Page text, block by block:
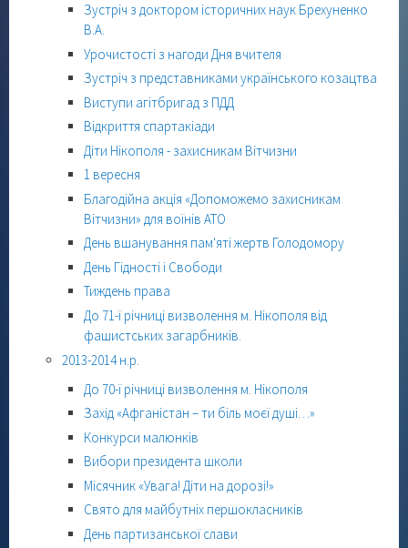
Зустріч з доктором історичних наук Брехуненко
В.А.
Урочистості з нагоди Дня вчителя
Зустріч з представниками українського козацтва
Виступи агітбригад з ПДД
Відкриття спартакіади
Діти Нікополя - захисникам Вітчизни
1 вересня
Благодійна акція «Допоможемо захисникам
Вітчизни» для воїнів АТО
День вшанування пам'яті жертв Голодомору
День Гідності і Свободи
Тиждень права
До 71-ї річниці визволення м. Нікополя від
фашистських загарбників.
2013-2014 н.р.
До 70-ї річниці визволення м. Нікополя
Захід «Афганістан – ти біль моєї душі…»
Конкурси малюнків
Вибори президента школи
Місячник «Увага! Діти на дорозі!»
Свято для майбутніх першокласників
День партизанської слави